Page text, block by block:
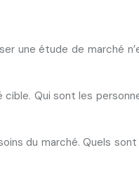
une étude de marché
Qui sont les
du marché. Quels